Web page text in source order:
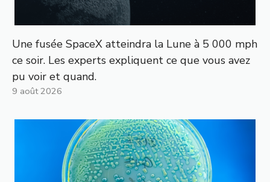
Une fusée SpaceX atteindra la Lune à 5 000 mph
ce soir. Les experts expliquent ce que vous avez
pu voir et quand.
9 août 2026